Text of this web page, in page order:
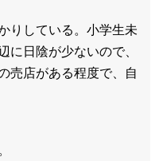
りしている。小学生未
に日陰が少ないので、
売店がある程度で、自